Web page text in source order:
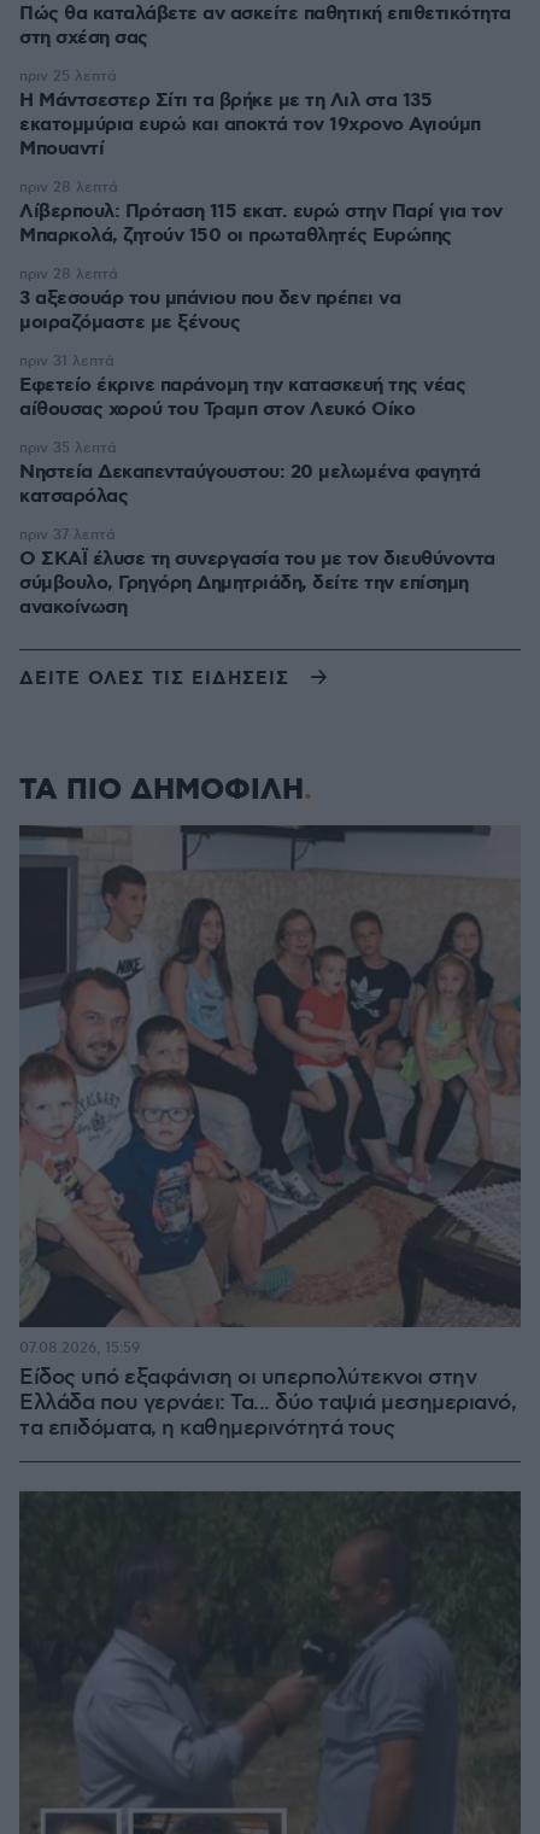
Πώς θα καταλάβετε αν ασκείτε παθητική επιθετικότητα
στη σχέση σας
Η Μάντσεστερ Σίτι τα βρήκε με τη Λιλ στα 135
εκατομμύρια ευρώ και αποκτά τον 19χρονο Αγιούμπ
Μπουαντί
πριν 25 λεπτά
Λίβερπουλ: Πρόταση 115 εκατ. ευρώ στην Παρί για τον
Μπαρκολά, ζητούν 150 οι πρωταθλητές Ευρώπης
πριν 28 λεπτά
3 αξεσουάρ του μπάνιου που δεν πρέπει να
μοιραζόμαστε με ξένους
πριν 28 λεπτά
Εφετείο έκρινε παράνομη την κατασκευή της νέας
αίθουσας χορού του Τραμπ στον Λευκό Οίκο
πριν 31 λεπτά
Νηστεία Δεκαπενταύγουστου: 20 μελωμένα φαγητά
κατσαρόλας
πριν 35 λεπτά
Ο ΣΚΑΪ έλυσε τη συνεργασία του με τον διευθύνοντα
σύμβουλο, Γρηγόρη Δημητριάδη, δείτε την επίσημη
ανακοίνωση
πριν 37 λεπτά
ΔΕΙΤΕ ΟΛΕΣ ΤΙΣ ΕΙΔΗΣΕΙΣ
ΤΑ ΠΙΟ ΔΗΜΟΦΙΛΗ
Είδος υπό εξαφάνιση οι υπερπολύτεκνοι στην
Ελλάδα που γερνάει: Τα... δύο ταψιά μεσημεριανό,
τα επιδόματα, η καθημερινότητά τους
07.08.2026, 15:59